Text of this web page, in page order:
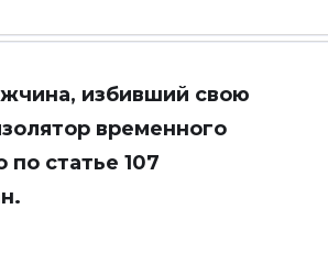
избивший свою
временного
статье 107